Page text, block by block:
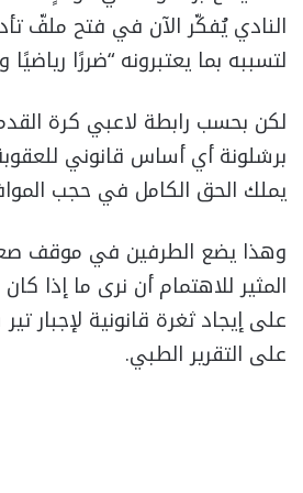
النادي يُفكّر الآن في فتح ملفّ
لتسببه بما يعتبرونه “ضررًا
لكن بحسب رابطة لاعبي كرة القدم
برشلونة أي أساس قانوني
يملك الحق الكامل في حجب
وهذا يضع الطرفين في موقف
المثير للاهتمام أن نرى ما إذا كان
على إيجاد ثغرة قانونية لإجبار
على التقرير الطبي.